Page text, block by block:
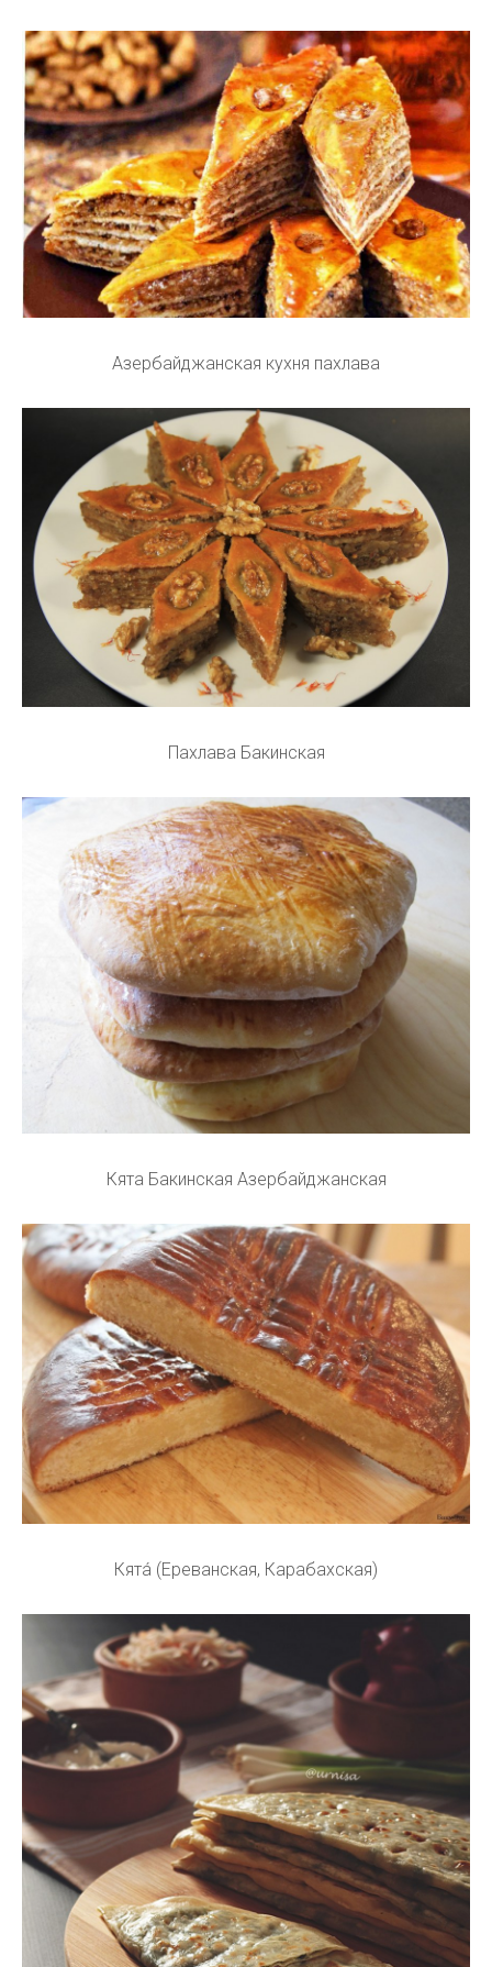
Азербайджанская кухня пахлава
Пахлава Бакинская
Кята Бакинская Азербайджанская
Кята́ (Ереванская, Карабахская)